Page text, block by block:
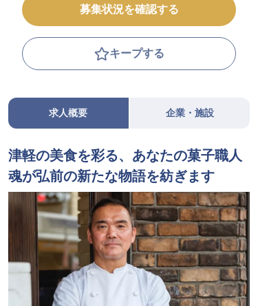
募集状況を確認する
キープする
求人概要 企業・施設
津軽の美食を彩る、あなたの菓子職人
魂が弘前の新たな物語を紡ぎます